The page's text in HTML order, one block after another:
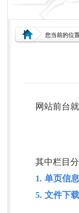
您当前的位
网站前台
其中栏目
1. 单页信
5. 文件下